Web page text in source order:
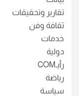
تقارير وتحقيقات
ثقافة وفن
خدمات
دولية
رأيـCOM
رياضة
سياسة